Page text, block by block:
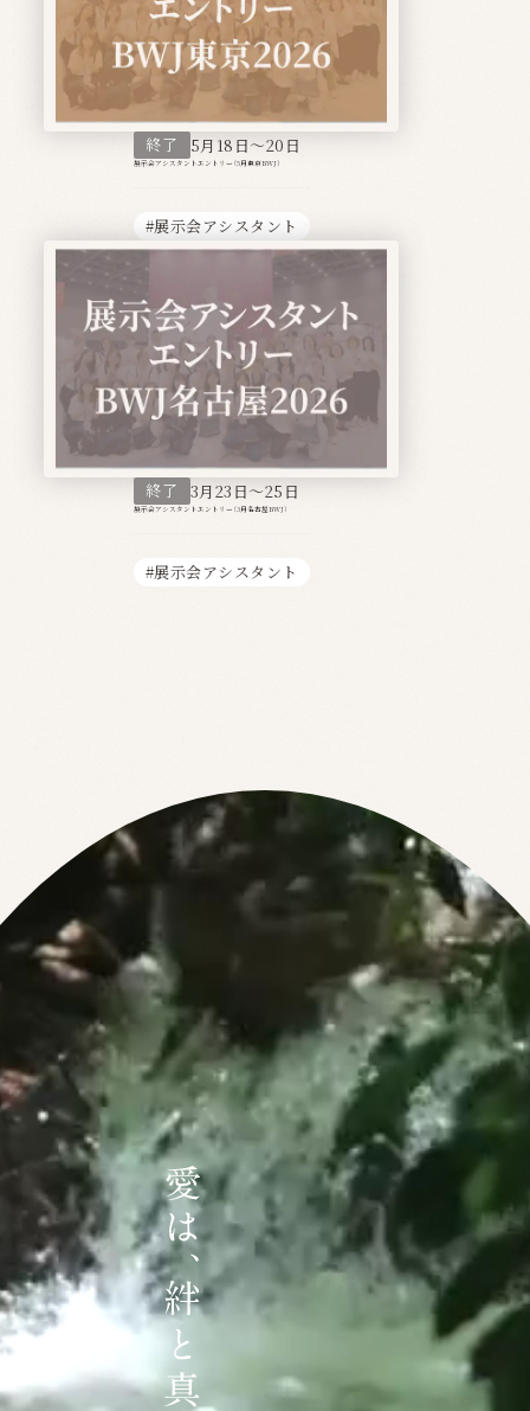
終了 5月18日〜20日
展示会アシスタントエントリー（5月東京BWJ）
#展示会アシスタント
終了 3月23日〜25日
展示会アシスタントエントリー（3月名古屋BWJ）
#展示会アシスタント